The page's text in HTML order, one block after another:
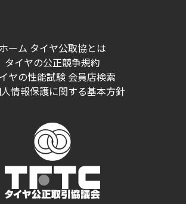
ホーム タイヤ公取協とは
タイヤの公正競争規約
ヤの性能試験 会員店検索
情報保護に関する基本方針